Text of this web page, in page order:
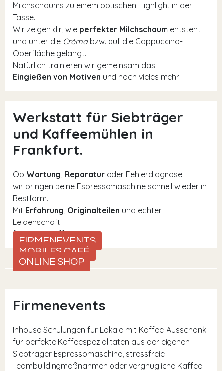
Milchschaums zu einem optischen Highlight in der
Tasse.
Wir zeigen dir, wie perfekter Milchschaum entsteht
und unter die Crémabzw. auf die Cappuccino-
Oberfläche gelangt.
Natürlich trainieren wir gemeinsam das
Eingießen von Motiven und noch vieles mehr.
Werkstatt für Siebträger
und Kaffeemühlen in
Frankfurt.
Ob Wartung, Reparatur oder Fehlerdiagnose –
wir bringen deine Espressomaschine schnell wieder in
Bestform.
Mit Erfahrung, Originalteilen und echter
Leidenschaft
für guten Kaffee.
FIRMENEVENTS
MOBILES CAFÉ
ONLINE SHOP
Firmenevents
Inhouse Schulungen für Lokale mit Kaffee-Ausschank
für perfekte Kaffeespezialitäten aus der eigenen
Siebträger Espressomaschine, stressfreie
Teambuildingmaßnahmen oder vergnügliche Kaffee